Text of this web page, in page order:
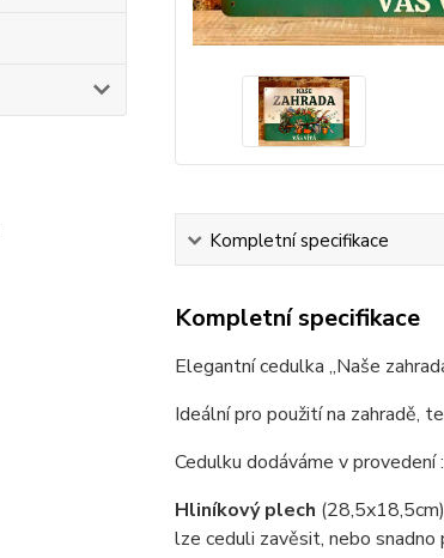
Kompletní specifikace
Kompletní specifikace
Elegantní cedulka „Naše
Ideální pro použití na zahradě,
Cedulku dodáváme v provedení :
Hliníkový plech
lze ceduli zavěsit, nebo